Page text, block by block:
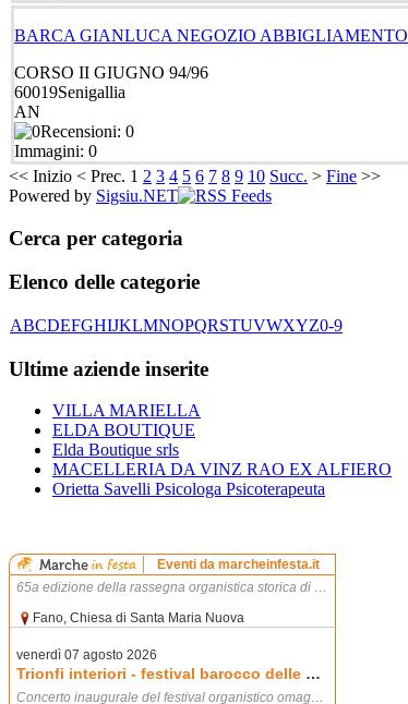
BARCA GIANLUCA NEGOZIO ABBIGLIAMENTO
CORSO II GIUGNO 94/96
60019Senigallia
AN
Recensioni: 0
Immagini: 0
<< Inizio < Prec. 1 2 3 4 5 6 7 8 9 10 Succ. > Fine >>
Powered by Sigsiu.NET
Cerca per categoria
Elenco delle categorie
ABCDEFGHIJKLMNOPQRSTUVWXYZ0-9
Ultime aziende inserite
VILLA MARIELLA
ELDA BOUTIQUE
Elda Boutique srls
MACELLERIA DA VINZ RAO EX ALFIERO
Orietta Savelli Psicologa Psicoterapeuta